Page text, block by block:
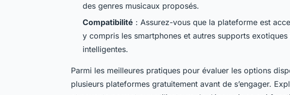
des genres musicaux proposés.
Compatibilité : Assurez-vous que la plateforme est
y compris les smartphones et autres supports
intelligentes.
Parmi les meilleures pratiques pour évaluer les options
plusieurs plateformes gratuitement avant de s’engager.